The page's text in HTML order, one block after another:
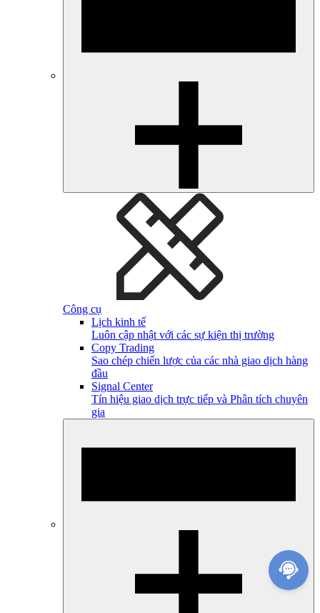
Công cụ
Lịch kinh tế
Luôn cập nhật với các sự kiện thị trường
Copy Trading
Sao chép chiến lược của các nhà giao dịch hàng
đầu
Signal Center
Tín hiệu giao dịch trực tiếp và Phân tích chuyên
gia